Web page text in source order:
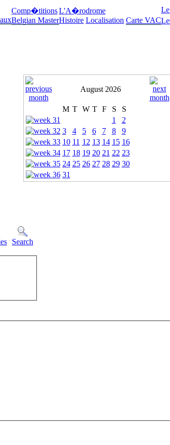
Comp�titions
Belgian Master
L'A�rodrome
Histoire Localisation Carte VAC
August 2026
M T W T F S
S
1
2
3
4 5 6 7 8
9
10 11 12 13 14 15 16
17 18 19 20 21 22 23
24 25 26 27 28 29 30
31
Search